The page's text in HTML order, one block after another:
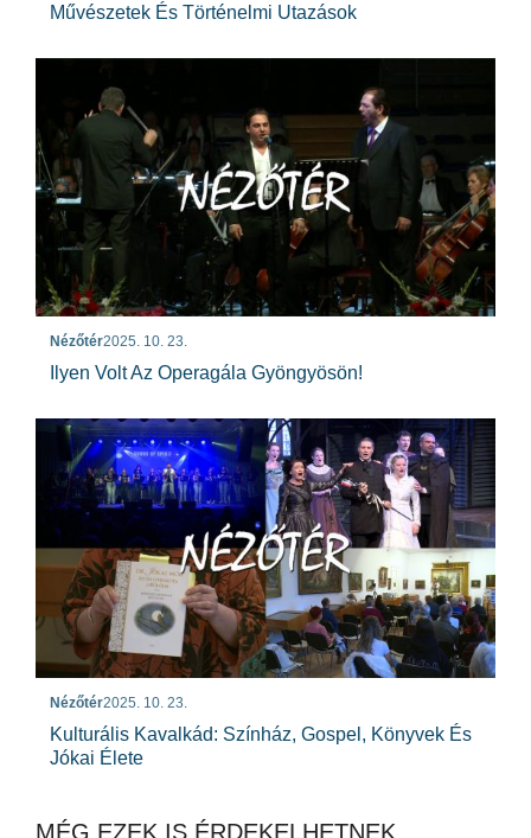
Művészetek És Történelmi Utazások
Nézőtér2025. 10. 23.
Ilyen Volt Az Operagála Gyöngyösön!
Nézőtér2025. 10. 23.
Kulturális Kavalkád: Színház, Gospel, Könyvek És
Jókai Élete
MÉG EZEK IS ÉRDEKELHETNEK